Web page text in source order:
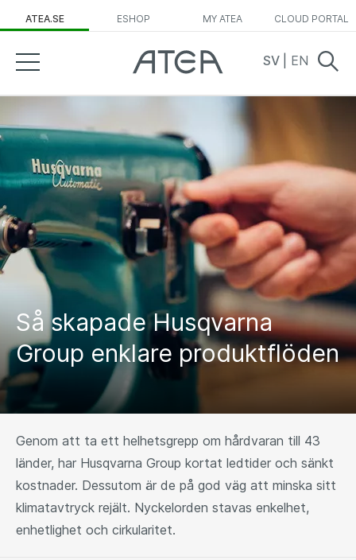
ATEA.SE ESHOP MY ATEA CLOUD PORTAL
SV EN
Så skapade Husqvarna
Group enklare produktflöden
Genom att ta ett helhetsgrepp om hårdvaran till 43
länder, har Husqvarna Group kortat ledtider och sänkt
kostnader. Dessutom är de på god väg att minska sitt
klimatavtryck rejält. Nyckelorden stavas enkelhet,
enhetlighet och cirkularitet.